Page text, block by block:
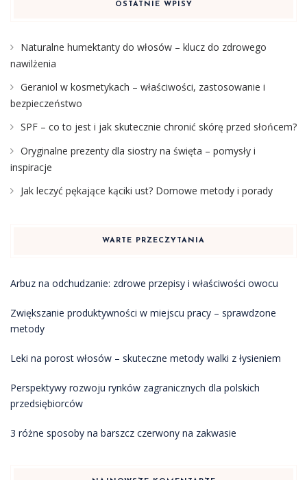
OSTATNIE WPISY
Naturalne humektanty do włosów – klucz do zdrowego
nawilżenia
Geraniol w kosmetykach – właściwości, zastosowanie i
bezpieczeństwo
SPF – co to jest i jak skutecznie chronić skórę przed słońcem?
Oryginalne prezenty dla siostry na święta – pomysły i
inspiracje
Jak leczyć pękające kąciki ust? Domowe metody i porady
WARTE PRZECZYTANIA
Arbuz na odchudzanie: zdrowe przepisy i właściwości owocu
Zwiększanie produktywności w miejscu pracy – sprawdzone
metody
Leki na porost włosów – skuteczne metody walki z łysieniem
Perspektywy rozwoju rynków zagranicznych dla polskich
przedsiębiorców
3 różne sposoby na barszcz czerwony na zakwasie